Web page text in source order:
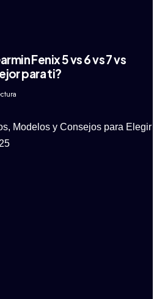
Fenix 5 vs 6 vs 7 vs
para ti?